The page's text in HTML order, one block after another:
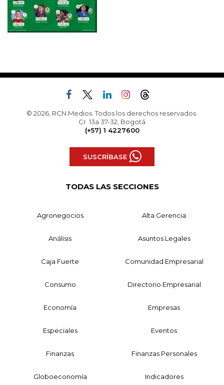
© 2026, RCN Medios. Todos los derechos reservados.
Cr. 13a 37-32, Bogotá
(+57) 1 4227600
SUSCRÍBASE
TODAS LAS SECCIONES
Agronegocios Alta Gerencia
Análisis Asuntos Legales
Caja Fuerte Comunidad Empresarial
Consumo Directorio Empresarial
Economía Empresas
Especiales Eventos
Finanzas Finanzas Personales
Globoeconomía Indicadores